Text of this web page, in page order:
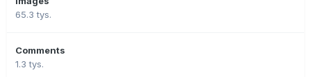
65.3 tys.
Comments
1.3 tys.